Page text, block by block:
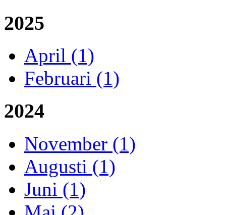
2025
April (1)
Februari (1)
2024
November (1)
Augusti (1)
Juni (1)